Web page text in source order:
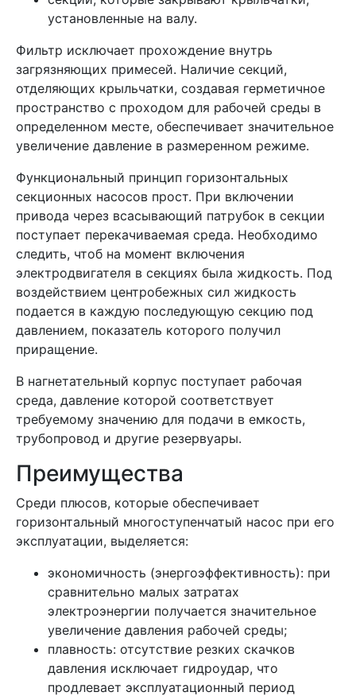
установленные на валу.
Фильтр исключает прохождение внутрь
загрязняющих примесей. Наличие секций,
отделяющих крыльчатки, создавая герметичное
пространство с проходом для рабочей среды в
определенном месте, обеспечивает значительное
увеличение давление в размеренном режиме.
Функциональный принцип горизонтальных
секционных насосов прост. При включении
привода через всасывающий патрубок в секции
поступает перекачиваемая среда. Необходимо
следить, чтоб на момент включения
электродвигателя в секциях была жидкость. Под
воздействием центробежных сил жидкость
подается в каждую последующую секцию под
давлением, показатель которого получил
приращение.
В нагнетательный корпус поступает рабочая
среда, давление которой соответствует
требуемому значению для подачи в емкость,
трубопровод и другие резервуары.
Преимущества
Среди плюсов, которые обеспечивает
горизонтальный многоступенчатый насос при его
эксплуатации, выделяется:
экономичность (энергоэффективность): при
сравнительно малых затратах
электроэнергии получается значительное
увеличение давления рабочей среды;
плавность: отсутствие резких скачков
давления исключает гидроудар, что
продлевает эксплуатационный период